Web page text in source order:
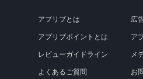
アプリブとは
アプリブポイントとは
レビューガイドライン
よくあるご質問
広
ア
メ
お